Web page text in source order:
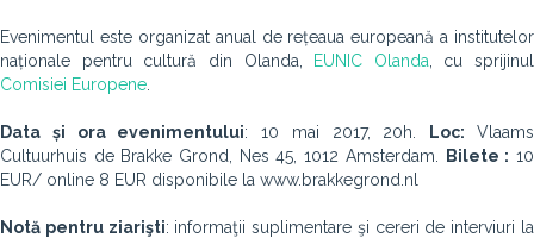
Evenimentul este organizat anual de rețeaua europeană a institutelor
naționale pentru cultură din Olanda,
EUNIC Olanda , cu sprijinul
Comisiei Europene
Data și ora evenimentului: 10 mai 2017, 20h. Loc:Vlaams
Cultuurhuis de Brakke Grond, Nes 45, 1012 Amsterdam.
Bilete : 10
EUR/ online 8 EUR disponibile la www.brakkegrond.nl
Notă pentru ziarişti: informaţii suplimentare şi cereri de interviuri la